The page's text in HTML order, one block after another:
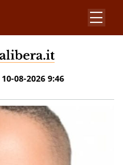
10-08-2026 9:46